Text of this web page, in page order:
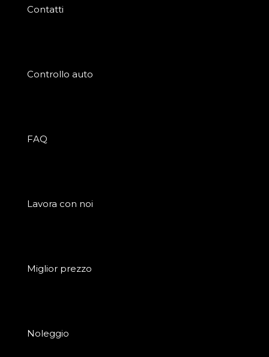
Contatti
Controllo auto
FAQ
Lavora con noi
Miglior prezzo
Noleggio